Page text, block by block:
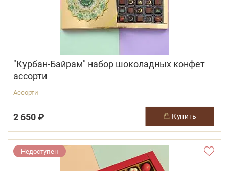
"Курбан-Байрам" набор шоколадных конфет
ассорти
Ассорти
2 650 ₽ купить
Недоступен